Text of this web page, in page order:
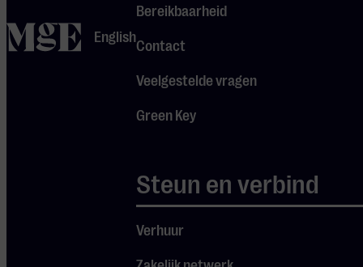
homeEnglish
Bereikbaarheid
Contact
Veelgestelde vragen
Green Key
Steun en verbind
Verhuur
Pannenkoekconcerten
Zijn jouw kinderen ook dol op pannenkoeken én houden ze van